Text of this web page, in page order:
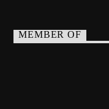
MEMBER OF